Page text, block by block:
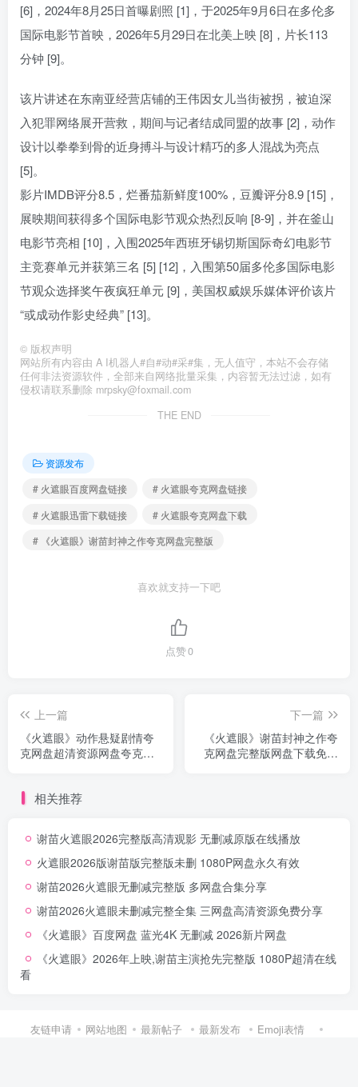
[6]，2024年8月25日首曝剧照 [1]，于2025年9月6日在多伦多
国际电影节首映，2026年5月29日在北美上映 [8]，片长113
分钟 [9]。
该片讲述在东南亚经营店铺的王伟因女儿当街被拐，被迫深
入犯罪网络展开营救，期间与记者结成同盟的故事 [2]，动作
设计以拳拳到骨的近身搏斗与设计精巧的多人混战为亮点
[5]。
影片IMDB评分8.5，烂番茄新鲜度100%，豆瓣评分8.9 [15]，
展映期间获得多个国际电影节观众热烈反响 [8-9]，并在釜山
电影节亮相 [10]，入围2025年西班牙锡切斯国际奇幻电影节
主竞赛单元并获第三名 [5] [12]，入围第50届多伦多国际电影
节观众选择奖午夜疯狂单元 [9]，美国权威娱乐媒体评价该片
“或成动作影史经典” [13]。
© 版权声明
网站所有内容由 A I机器人#自#动#采#集，无人值守，本站不会存储
任何非法资源软件，全部来自网络批量采集，内容暂无法过滤，如有
侵权请联系删除 mrpsky@foxmail.com
THE END
资源发布
# 火遮眼百度网盘链接
# 火遮眼夸克网盘链接
# 火遮眼迅雷下载链接
# 火遮眼夸克网盘下载
# 《火遮眼》谢苗封神之作夸克网盘完整版
喜欢就支持一下吧
点赞0
上一篇
《火遮眼》动作悬疑剧情夸
克网盘超清资源网盘夸克资
下一篇
《火遮眼》谢苗封神之作夸
克网盘完整版网盘下载免费
相关推荐
谢苗火遮眼2026完整版高清观影 无删减原版在线播放
火遮眼2026版谢苗版完整版未删 1080P网盘永久有效
谢苗2026火遮眼无删减完整版 多网盘合集分享
谢苗2026火遮眼未删减完整全集 三网盘高清资源免费分享
《火遮眼》百度网盘 蓝光4K 无删减 2026新片网盘
《火遮眼》2026年上映,谢苗主演抢先完整版 1080P超清在线
看
友链申请 网站地图 最新帖子 最新发布
Emoji表情